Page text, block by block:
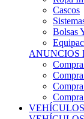
Bolsas
ANUNCIOS
Compra